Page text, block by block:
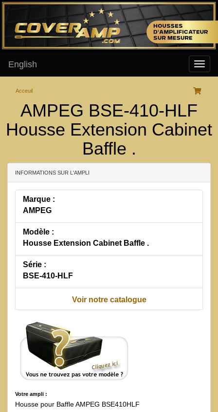
English
Acceuil
AMPEG BSE-410-HLF
Housse Extension Cabinet
Baffle .
INFORMATIONS SUR L'AMPLI
Marque :
AMPEG
Modèle :
Housse Extension Cabinet Baffle .
Série :
BSE-410-HLF
Voir notre catalogue
Votre ampli :
Housse pour Baffle AMPEG BSE410HLF